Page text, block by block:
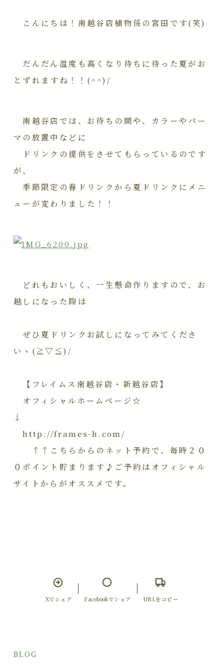
こんにちは！南越谷店植物係の宮田です(笑)
だんだん温度も高くなり待ちに待った夏がお
とずれますね！！(^^)/
南越谷店では、お待ちの間や、カラーやパー
マの放置中などに
ドリンクの提供をさせてもらっているのです
が、
季節限定の春ドリンクから夏ドリンクにメニ
ューが変わりました！！
どれもおいしく、一生懸命作りますので、お
越しになった際は
ぜひ夏ドリンクお試しになってみてくださ
いヽ(≧▽≦)/
【フレイムス南越谷店・新越谷店】
オフィシャルホームページ☆
↓
http://frames-h.com/
↑↑こちらからのネット予約で、毎時２０
０ポイント貯まります♪ご予約はオフィシャル
サイトからがオススメです。
Xでシェア Facebookでシェア URLをコピー
BLOG